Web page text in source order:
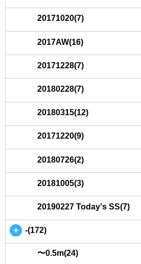
20171020(7)
2017AW(16)
20171228(7)
20180228(7)
20180315(12)
20171220(9)
20180726(2)
20181005(3)
20190227 Today's SS(7)
＋ -(172)
〜0.5m(24)